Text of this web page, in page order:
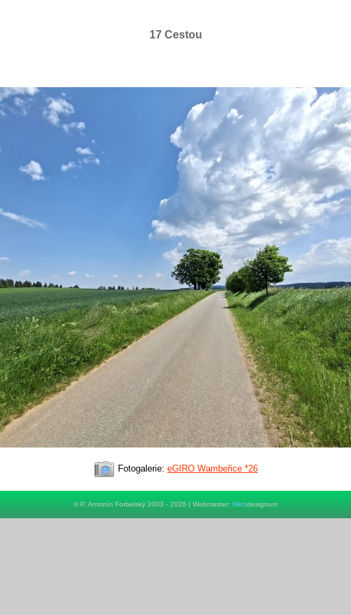
17 Cestou
Fotogalerie: eGIRO Wambeřice *26
© P. Antonín Forbelský 2003 - 2026 | Webmaster: Webdesignum